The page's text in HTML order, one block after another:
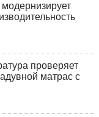
проверяет
матрас с